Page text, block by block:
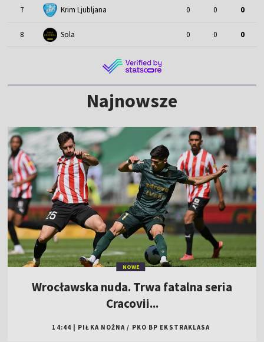
7 Krim Ljubljana 0 0 0
8 Sola 0 0 0
Najnowsze
NOWE
Wrocławska nuda. Trwa fatalna seria
Cracovii...
14:44 | PIŁKA NOŻNA / PKO BP EKSTRAKLASA